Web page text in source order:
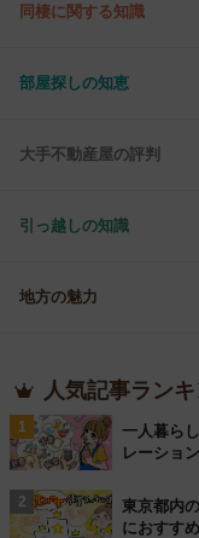
同棲に関する知識
部屋探しの知恵
大手不動産屋の評判
引っ越しの知識
地方の魅力
人気記事ラン
1
一人暮ら
レーショ
2
東京都内
におすす